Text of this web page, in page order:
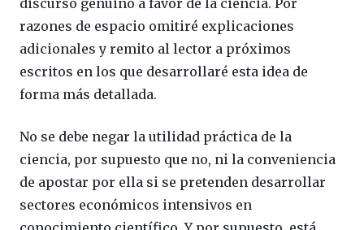
razones de espacio omitiré explicaciones
adicionales y remito al lector a próximos
escritos en los que desarrollaré esta idea de
forma más detallada.
No se debe negar la utilidad práctica de la
ciencia, por supuesto que no, ni la conveniencia
de apostar por ella si se pretenden desarrollar
sectores económicos intensivos en